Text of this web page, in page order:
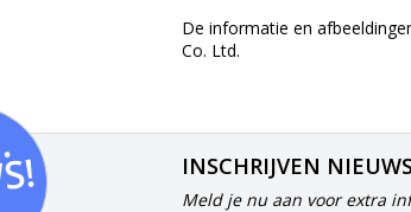
De informatie en
Co. Ltd.
INSCHRIJVEN
Meld je nu aan voor extra